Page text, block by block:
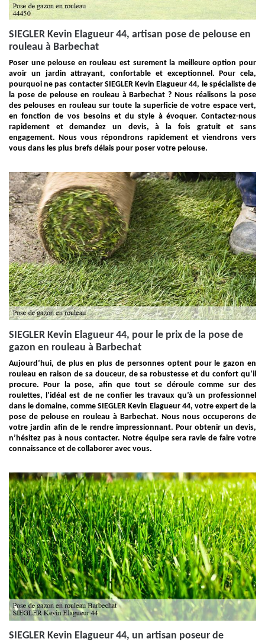
SIEGLER Kevin Elagueur 44, artisan pose de pelouse en
rouleau à Barbechat
Poser une pelouse en rouleau est surement la meilleure option pour
avoir un jardin attrayant, confortable et exceptionnel. Pour cela,
pourquoi ne pas contacter SIEGLER Kevin Elagueur 44, le spécialiste de
la pose de pelouse en rouleau à Barbechat ? Nous réalisons la pose
des pelouses en rouleau sur toute la superficie de votre espace vert,
en fonction de vos besoins et du style à évoquer. Contactez-nous
rapidement et demandez un devis, à la fois gratuit et sans
engagement. Nous vous répondrons rapidement et viendrons vers
vous dans les plus brefs délais pour poser votre pelouse.
SIEGLER Kevin Elagueur 44, pour le prix de la pose de
gazon en rouleau à Barbechat
Aujourd’hui, de plus en plus de personnes optent pour le gazon en
rouleau en raison de sa douceur, de sa robustesse et du confort qu’il
procure. Pour la pose, afin que tout se déroule comme sur des
roulettes, l’idéal est de ne confier les travaux qu’à un professionnel
dans le domaine, comme SIEGLER Kevin Elagueur 44, votre expert de la
pose de pelouse en rouleau à Barbechat. Nous nous occuperons de
votre jardin afin de le rendre impressionnant. Pour obtenir un devis,
n’hésitez pas à nous contacter. Notre équipe sera ravie de faire votre
connaissance et de collaborer avec vous.
SIEGLER Kevin Elagueur 44, un artisan poseur de